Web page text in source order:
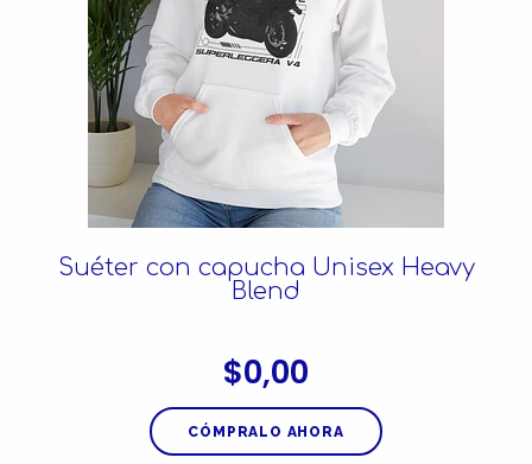
Suéter con capucha Unisex Heavy
Blend
$0,00
CÓMPRALO AHORA